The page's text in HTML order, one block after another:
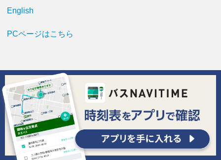
English
PCページはこちら